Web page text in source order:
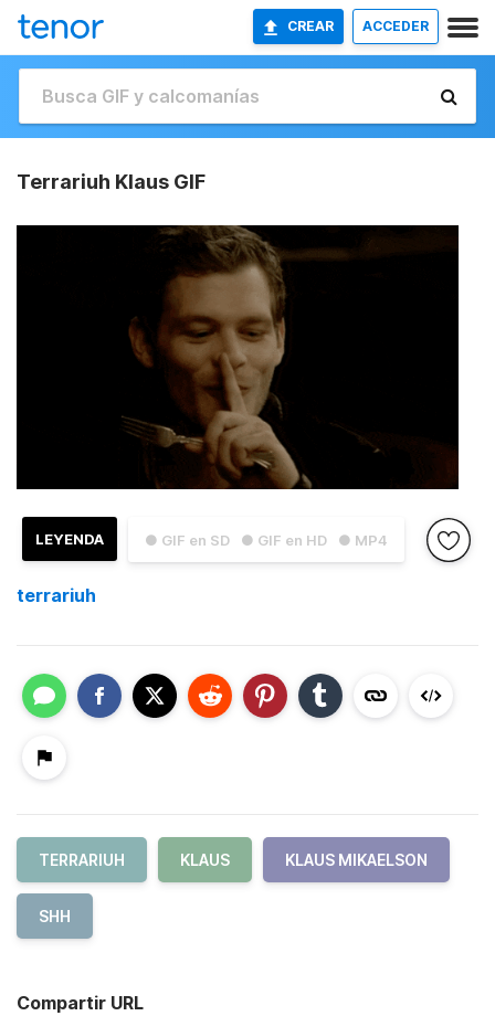
CREAR ACCEDER
Terrariuh Klaus GIF
● GIF en SD ● GIF en HD ● MP4
LEYENDA
terrariuh
TERRARIUH KLAUS KLAUS MIKAELSON
SHH
Compartir URL